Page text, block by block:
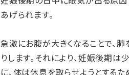
あげられます。
急激にお腹が大きくなることで、
りします。それにより、妊娠後期
に、体は休息を取らせようとする